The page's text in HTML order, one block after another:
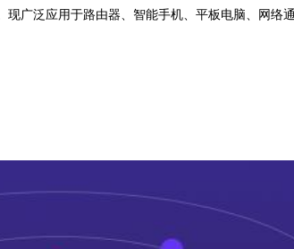
广泛应用于路由器、智能手机、平板电脑、网络通